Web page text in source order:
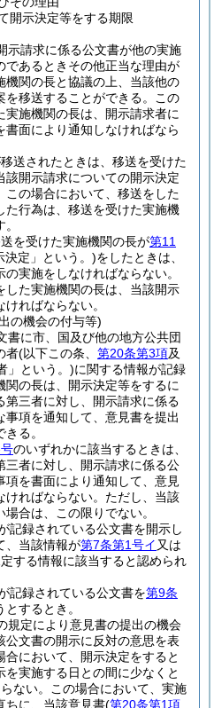
開示決定等をする期限
示請求に係る公文書が他の実施
であるときその他正当な理由が
機関の長と協議の上、当該他の
移送することができる。
この
施機関の長は、開示請求者に
面により通知しなければなら
送されたときは、移送を受けた
該開示請求についての開示決定
この場合において、移送をした
た行為は、移送を受けた実施機
を受けた実施機関の長が第11
決定」という。)をしたときは、
実施をしなければならない。
した実施機関の長は、当該開示
ればならない。
の機会の付与等)
書に市、国及び他の地方公共団
者(以下この条、 第20条第3項及
」という。)に関する情報が記録
関の長は、開示決定等をするに
第三者に対し、開示請求に係る
項を通知して、意見書を提出
る。
のいずれかに該当するときは、
三者に対し、開示請求に係る公
項を書面により通知して、意見
ればならない。 ただし、当該
合は、この限りでない。
記録されている公文書を開示し
、当該情報が第7条第1号イ 又は
する情報に該当すると認められ
記録されている公文書を第9条
するとき。
規定により意見書の提出の機会
公文書の開示に反対の意思を表
において、開示決定をすると
を実施する日との間に少なくと
ない。
この場合において、実施
ちに、当該意見書(第20条第1項